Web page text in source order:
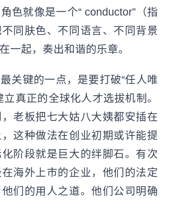
色就像是一个“ conductor”（指
同肤色、不同语言、不同背景
一起，奏出和谐的乐章。
关键的一点，是要打破“任人唯
真正的全球化人才选拔机制。
老板把七大姑八大姨都安插在
这种做法在创业初期或许能提
阶段就是巨大的绊脚石。有次
海外上市的企业，他们的法定
们的用人之道。他们公司明确